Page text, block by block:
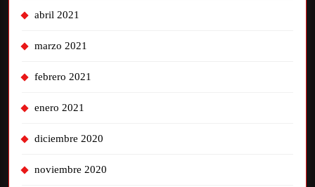
abril 2021
marzo 2021
febrero 2021
enero 2021
diciembre 2020
noviembre 2020